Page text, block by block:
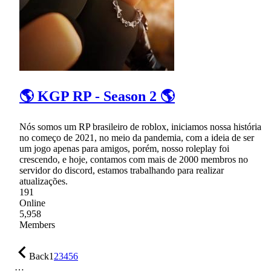
🌎 KGP RP - Season 2 🌎
Nós somos um RP brasileiro de roblox, iniciamos nossa história
no começo de 2021, no meio da pandemia, com a ideia de ser
um jogo apenas para amigos, porém, nosso roleplay foi
crescendo, e hoje, contamos com mais de 2000 membros no
servidor do discord, estamos trabalhando para realizar
atualizações.
191
Online
5,958
Members
Back123456
…